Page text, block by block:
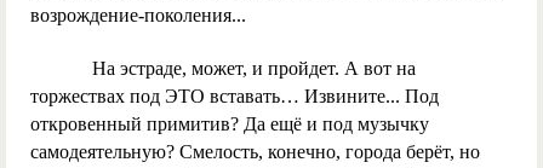
возрождение-поколения...
На эстраде, может, и пройдет. А вот на
торжествах под ЭТО вставать… Извините... Под
откровенный примитив? Да ещё и под музычку
самодеятельную? Смелость, конечно, города берёт, но